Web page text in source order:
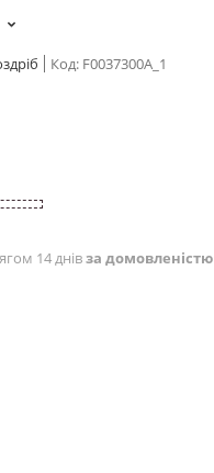
Код: F0037300A_1
14 днівза домовленістю